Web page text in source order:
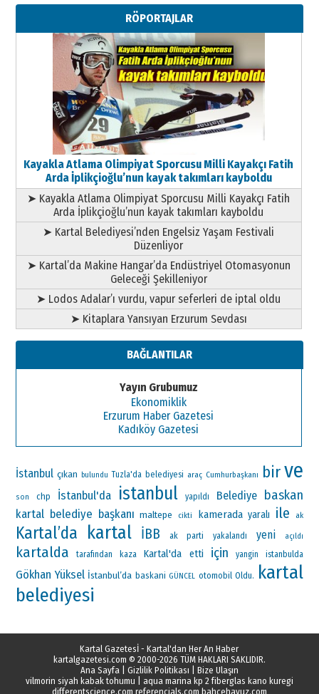
Metin Külünk: Aileyi Korumak
Geleceği Korumaktır
11 Mayıs 2026 Pazartesi
RÖPORTAJLAR
Kayakla Atlama Olimpiyat Sporcusu Milli Kayakçı Fatih
Arda İplikçioğlu’nun kayak takımları kayboldu
➤ Kayakla Atlama Olimpiyat Sporcusu Milli Kayakçı Fatih
Arda İplikçioğlu’nun kayak takımları kayboldu
➤ Kartal Belediyesi’nden Engelsiz Yaşam Festivali
Düzenliyor
➤ Kartal’da Makine Hangar’da Endüstriyel Otomasyonun
Geleceği Şekilleniyor
➤ Lodos Adalar’ı vurdu, vapur seferleri de iptal oldu
➤ Kitaplara Yansıyan Erzurum Sevdası
BAĞLANTILAR
Yayın Grubumuz
Ekonomiklik
Erzurum Haber Gazetesi
Kadıköy Gazetesi
İstanbul çıkan bulundu Tuzla'da belediyesi araç Cumhurbaşkanı birve
son chp İstanbul'da istanbul yapıldı Belediye baskan
kartal belediye başkanı maltepe cikti kamerada yaralı ile ak
Kartal’da kartal İBB ak parti yakalandı yeni açıldı
kartalda tarafından kaza Kartal'da etti için yangin istanbulda
Gökhan Yüksel İstanbul’da baskani GÜNCEL otomobil Oldu. kartal
belediyesi
Kartal Gazetesİ - Kartal'dan Her An Haber
kartalgazetesi.com © 2000-2026 TÜM HAKLARI SAKLIDIR.
Ana Sayfa
Gizlilik Politikası
Bize Ulaşın
vilmorin siyah kabak tohumu
aqua marina kp 2 fiberglas kano kuregi
differentscience.com referencials.com bahcehavuz.com